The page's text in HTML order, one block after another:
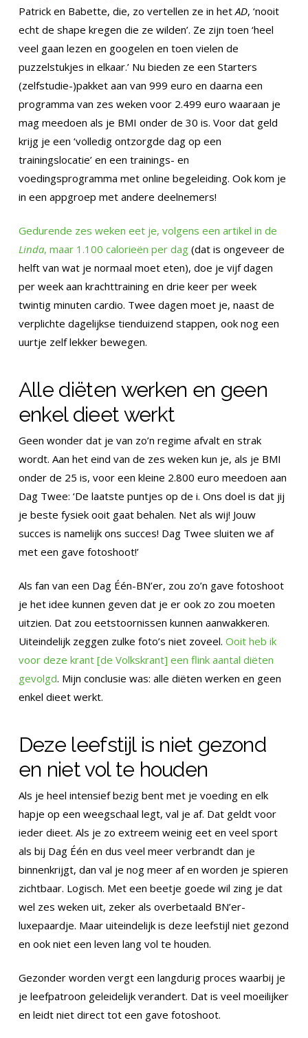
Patrick en Babette, die, zo vertellen ze in het AD, ‘nooit
echt de shape kregen die ze wilden’. Ze zijn toen ‘heel
veel gaan lezen en googelen en toen vielen de
puzzelstukjes in elkaar.’ Nu bieden ze een Starters
(zelfstudie-)pakket aan van 999 euro en daarna een
programma van zes weken voor 2.499 euro waaraan je
mag meedoen als je BMI onder de 30 is. Voor dat geld
krijg je een ‘volledig ontzorgde dag op een
trainingslocatie’ en een trainings- en
voedingsprogramma met online begeleiding. Ook kom je
in een appgroep met andere deelnemers!
Gedurende zes weken eet je, volgens een artikel in de
Linda, maar 1.100 calorieën per dag (dat is ongeveer de
helft van wat je normaal moet eten), doe je vijf dagen
per week aan krachttraining en drie keer per week
twintig minuten cardio. Twee dagen moet je, naast de
verplichte dagelijkse tienduizend stappen, ook nog een
uurtje zelf lekker bewegen.
Alle diëten werken en geen
enkel dieet werkt
Geen wonder dat je van zo’n regime afvalt en strak
wordt. Aan het eind van de zes weken kun je, als je BMI
onder de 25 is, voor een kleine 2.800 euro meedoen aan
Dag Twee: ‘De laatste puntjes op de i. Ons doel is dat jij
je beste fysiek ooit gaat behalen. Net als wij! Jouw
succes is namelijk ons succes! Dag Twee sluiten we af
met een gave fotoshoot!’
Als fan van een Dag Één-BN’er, zou zo’n gave fotoshoot
je het idee kunnen geven dat je er ook zo zou moeten
uitzien. Dat zou eetstoornissen kunnen aanwakkeren.
Uiteindelijk zeggen zulke foto’s niet zoveel. Ooit heb ik
voor deze krant [de Volkskrant] een flink aantal diëten
gevolgd. Mijn conclusie was: alle diëten werken en geen
enkel dieet werkt.
Deze leefstijl is niet gezond
en niet vol te houden
Als je heel intensief bezig bent met je voeding en elk
hapje op een weegschaal legt, val je af. Dat geldt voor
ieder dieet. Als je zo extreem weinig eet en veel sport
als bij Dag Één en dus veel meer verbrandt dan je
binnenkrijgt, dan val je nog meer af en worden je spieren
zichtbaar. Logisch. Met een beetje goede wil zing je dat
wel zes weken uit, zeker als overbetaald BN’er-
luxepaardje. Maar uiteindelijk is deze leefstijl niet gezond
en ook niet een leven lang vol te houden.
Gezonder worden vergt een langdurig proces waarbij je
je leefpatroon geleidelijk verandert. Dat is veel moeilijker
en leidt niet direct tot een gave fotoshoot.